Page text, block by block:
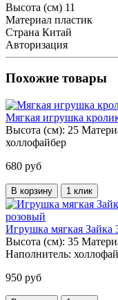
Высота (см) 11
Материал пластик
Страна Китай
Авторизация
Похожие товары
Мягкая игрушка
Высота (см): 25
холлофайбер
680 руб
В корзину 1 клик
Игрушка мягкая
Высота (см): 35
Наполнитель:
950 руб